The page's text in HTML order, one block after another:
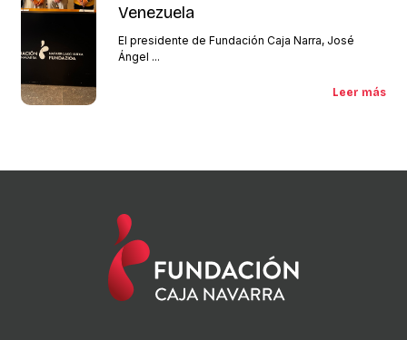
Venezuela
El presidente de Fundación Caja Narra, José
Ángel ...
Leer más